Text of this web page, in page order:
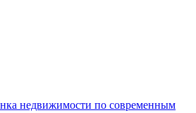
недвижимости по современным